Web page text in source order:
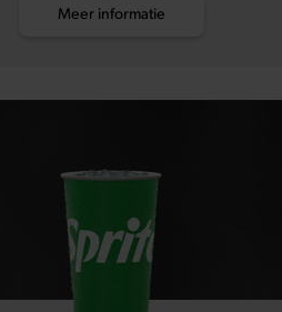
Meer informatie